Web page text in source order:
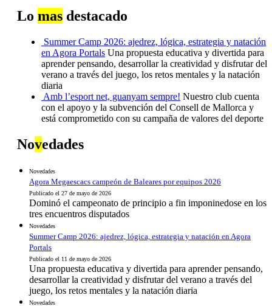
Lo mas destacado
Summer Camp 2026: ajedrez, lógica, estrategia y natación
en Agora Portals Una propuesta educativa y divertida para
aprender pensando, desarrollar la creatividad y disfrutar del
verano a través del juego, los retos mentales y la natación
diaria
Amb l’esport net, guanyam sempre! Nuestro club cuenta
con el apoyo y la subvención del Consell de Mallorca y
está comprometido con su campaña de valores del deporte
Novedades
Novedades
Agora Megaescacs campeón de Baleares por equipos 2026
Publicado el 27 de mayo de 2026
Dominó el campeonato de principio a fin imponinedose en los
tres encuentros disputados
Novedades
Summer Camp 2026: ajedrez, lógica, estrategia y natación en Agora
Portals
Publicado el 11 de mayo de 2026
Una propuesta educativa y divertida para aprender pensando,
desarrollar la creatividad y disfrutar del verano a través del
juego, los retos mentales y la natación diaria
Novedades